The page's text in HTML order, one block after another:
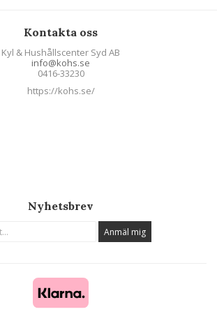
Kontakta oss
Kyl & Hushållscenter Syd AB
info@kohs.se
0416-33230
https://kohs.se/
Nyhetsbrev
Anmäl mig